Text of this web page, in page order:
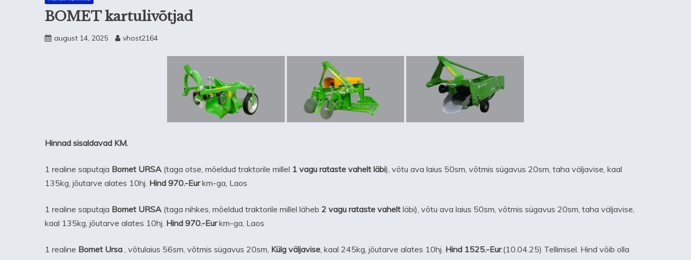
BOMET kartulivõtjad
august 14, 2025 vhost2164
Hinnad sisaldavad KM.
1 realine saputaja Bomet URSA (taga otse, mõeldud traktorile millel 1 vagu rataste vahelt läbi), võtu ava laius 50sm, võtmis sügavus 20sm, taha väljavise, kaal
135kg, jõutarve alates 10hj. Hind 970.-Eurkm-ga, Laos
1 realine saputaja Bomet URSA (taga nihkes, mõeldud traktorile millel läheb 2 vagu rataste vahelt läbi), võtu ava laius 50sm, võtmis sügavus 20sm, taha väljavise,
kaal 135kg, jõutarve alates 10hj. Hind 970.-Eurkm-ga, Laos
1 realine Bomet Ursa , võtulaius 56sm, võtmis sügavus 20sm, Külg väljavise, kaal 245kg, jõutarve alates 10hj. Hind 1525.-Eur.(10.04.25) Tellimisel. Hind võib olla